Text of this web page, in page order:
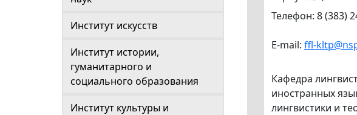
Институт искусств
Институт истории,
гуманитарного и
социального образования
Институт культуры и
Телефон: 8 (383)
E-mail: ffl-
Кафедра
иностранных
лингвистики и